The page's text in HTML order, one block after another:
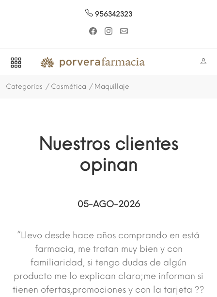
956342323
Categorías Cosmética Maquillaje
Nuestros clientes
opinan
05-AGO-2026
“Llevo desde hace años comprando en está
farmacia, me tratan muy bien y con
familiaridad, si tengo dudas de algún
producto me lo explican claro;me informan si
tienen ofertas,promociones y con la tarjeta ??